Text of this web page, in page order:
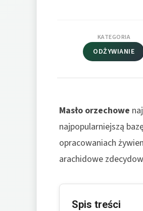
KATEGORIA
ODŻYWIANIE
Masło orzechowe
najpopularniejszą
opracowaniach
arachidowe
Spis treści